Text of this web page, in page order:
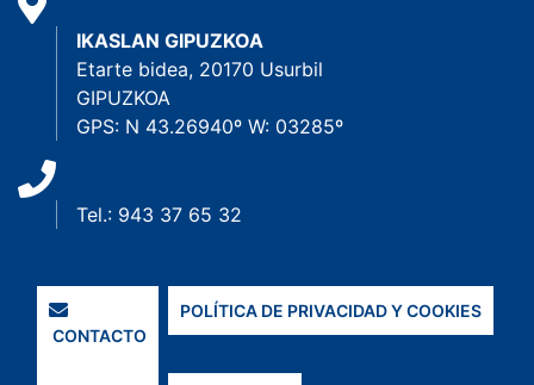
IKASLAN GIPUZKOA
Etarte bidea, 20170 Usurbil
GIPUZKOA
GPS: N 43.26940º W: 03285º
Tel.: 943 37 65 32
CONTACTO
POLÍTICA DE PRIVACIDAD Y COOKIES